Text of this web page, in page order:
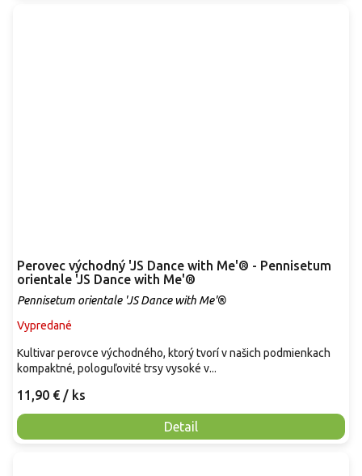
Perovec východný 'JS Dance with Me'® - Pennisetum
orientale 'JS Dance with Me'®
Pennisetum orientale 'JS Dance with Me'®
Vypredané
11,90 € / ks
Detail
Kultivar perovce východného, ​​ktorý tvorí v našich podmienkach
kompaktné, pologuľovité trsy vysoké v...